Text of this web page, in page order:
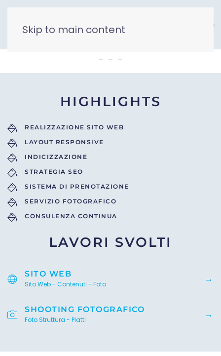
Skip to main content
HIGHLIGHTS
REALIZZAZIONE SITO WEB
LAYOUT RESPONSIVE
INDICIZZAZIONE
STRATEGIA SEO
SISTEMA DI PRENOTAZIONE
SERVIZIO FOTOGRAFICO
CONSULENZA CONTINUA
LAVORI SVOLTI
SITO WEB
Sito Web - Contenuti - Foto
SHOOTING FOTOGRAFICO
Foto Struttura - Piatti